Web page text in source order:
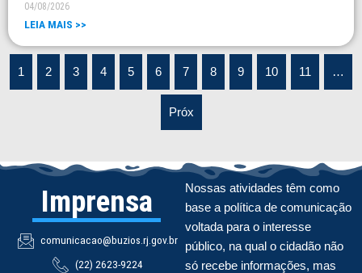
04/08/2026
LEIA MAIS >>
1 2 3 4 5 6 7 8 9 10 11 …
Próx
Imprensa
comunicacao@buzios.rj.gov.br
(22) 2623-9224
Nossas atividades têm como
base a política de comunicação
voltada para o interesse
público, na qual o cidadão não
só recebe informações, mas